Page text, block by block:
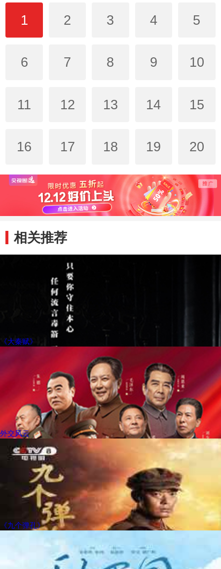
1 2 3 4 5
6 7 8 9 10
11 12 13 14 15
16 17 18 19 20
相关推荐
《大秦赋》
外交风云
《九个弹孔》